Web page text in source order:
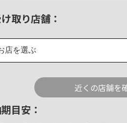
取り店舗：
店を選ぶ
近くの店舗を
目安：